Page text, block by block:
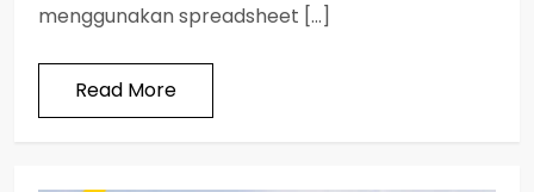
menggunakan spreadsheet […]
Read More